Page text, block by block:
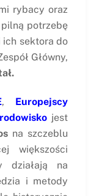
rybacy oraz
potrzebę
ich sektora do
Główny,
, Europejscy
jest
na szczeblu
większości
działają na
i metody